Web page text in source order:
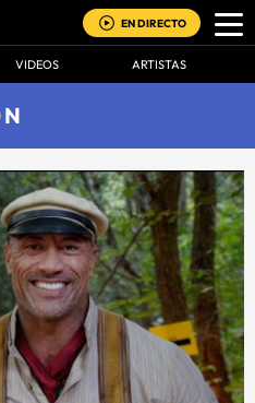
EN DIRECTO
VIDEOS ARTISTAS